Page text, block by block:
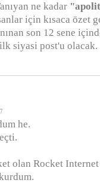
ne kadar
için kısaca özet
son 12 sene
siyasi post'u olacak.
he.
olan Rocket